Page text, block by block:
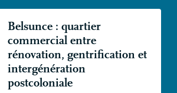
Belsunce : quartier
commercial entre
rénovation, gentrification et
intergénération
postcoloniale